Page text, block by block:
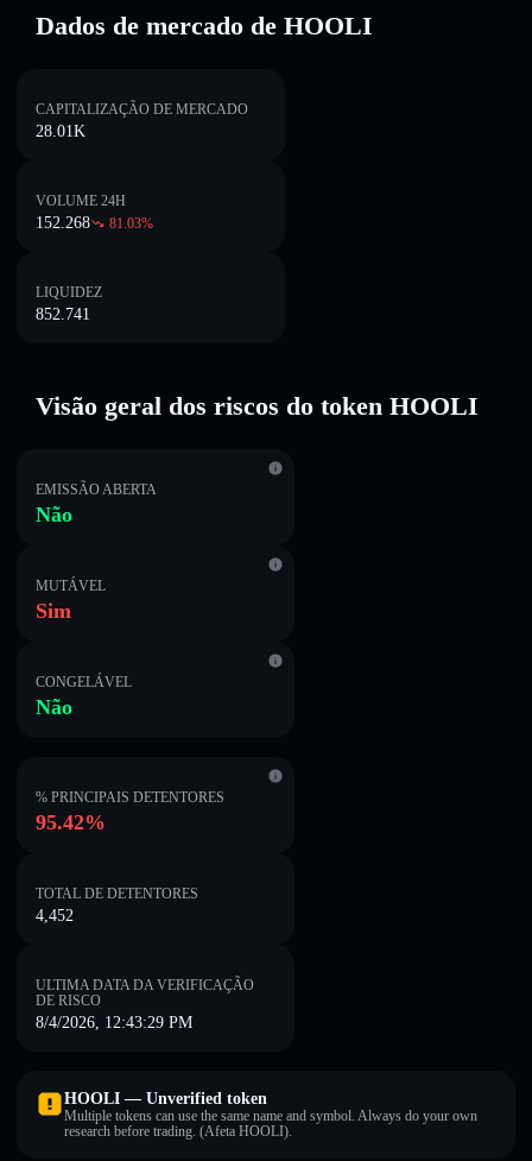
Dados de mercado de HOOLI
CAPITALIZAÇÃO DE MERCADO
28.01K
VOLUME 24H
152.268 81.03%
LIQUIDEZ
852.741
Visão geral dos riscos do token HOOLI
EMISSÃO ABERTA
Não
MUTÁVEL
Sim
CONGELÁVEL
Não
% PRINCIPAIS DETENTORES
95.42%
TOTAL DE DETENTORES
4,452
ULTIMA DATA DA VERIFICAÇÃO
DE RISCO
8/4/2026, 12:43:29 PM
HOOLI — Unverified token
Multiple tokens can use the same name and symbol. Always do your own
research before trading. (Afeta HOOLI).